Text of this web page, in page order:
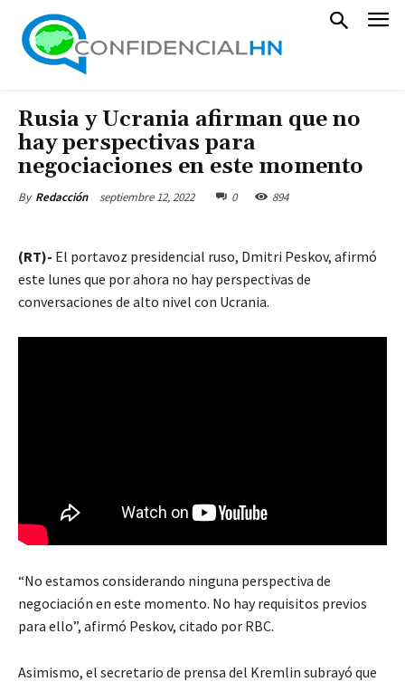
Rusia y Ucrania afirman que no
hay perspectivas para
negociaciones en este momento
By Redacción septiembre 12, 2022 0 894
(RT)- El portavoz presidencial ruso, Dmitri Peskov, afirmó
este lunes que por ahora no hay perspectivas de
conversaciones de alto nivel con Ucrania.
“No estamos considerando ninguna perspectiva de
negociación en este momento. No hay requisitos previos
para ello”, afirmó Peskov, citado por RBC.
Asimismo, el secretario de prensa del Kremlin subrayó que